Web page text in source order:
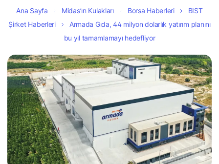
Ana Sayfa Midas’ın Kulakları Borsa Haberleri
BIST
Şirket Haberleri
Armada Gıda, 44 milyon dolarlık yatırım planını
bu yıl tamamlamayı hedefliyor